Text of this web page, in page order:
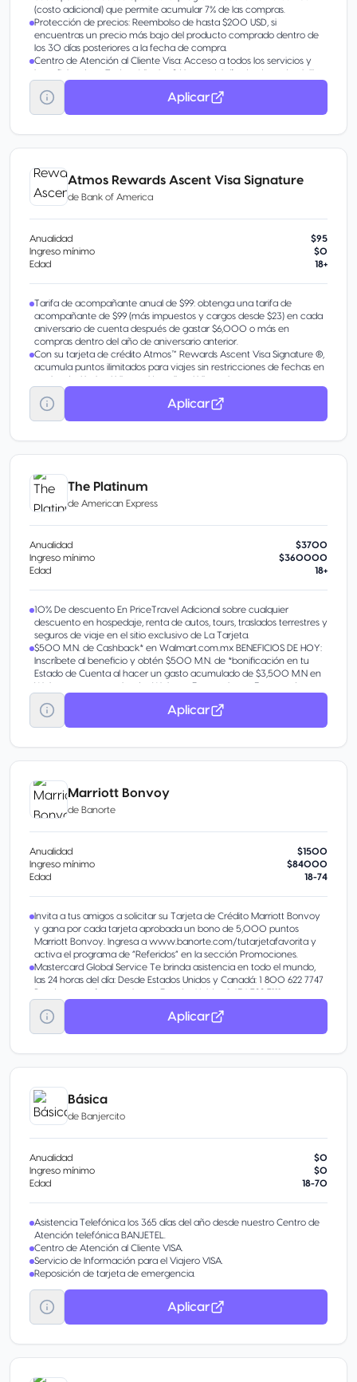
(costo adicional) que permite acumular 7% de las compras.
Protección de precios: Reembolso de hasta $200 USD, si
encuentras un precio más bajo del producto comprado dentro de
los 30 días posteriores a la fecha de compra.
Centro de Atención al Cliente Visa: Acceso a todos los servicios y
beneficios de tu Tarjeta Visa las 24 horas del día, desde tu domicilio o
donde te encuentres. Consulta todos los seguros en:
Personaliza los beneficios de tu Tarjeta Puedes elegir tener Meses
sin Intereses cuando quieras3 y/o acumular el 0.50% de
1900.
Aplicar
Atmos Rewards Ascent Visa Signature
de Bank of America
Anualidad
$95
Ingreso mínimo
$0
Edad
18+
Tarifa de acompañante anual de $99: obtenga una tarifa de
acompañante de $99 (más impuestos y cargos desde $23) en cada
aniversario de cuenta después de gastar $6,000 o más en
compras dentro del año de aniversario anterior.
Con su tarjeta de crédito Atmos™ Rewards Ascent Visa Signature ®,
acumula puntos ilimitados para viajes sin restricciones de fechas en
vuelos de Alaska Airlines y Hawaiian Airlines al reservar con puntos o
con una tarifa de acompañante.
Gracias a las aerolíneas miembro de la alianza one world ® y a los
socios globales de Alaska, Alaska ha ampliado su alcance mundial a
socios aéreos y más formas de ganar y canjear puntos.
Aplicar
The Platinum
de American Express
Anualidad
$3700
Ingreso mínimo
$360000
Edad
18+
10% De descuento En PriceTravel Adicional sobre cualquier
descuento en hospedaje, renta de autos, tours, traslados terrestres y
seguros de viaje en el sitio exclusivo de La Tarjeta.
$500 M.N. de Cashback* en Walmart.com.mx BENEFICIOS DE HOY:
Inscríbete al beneficio y obtén $500 M.N. de *bonificación en tu
Estado de Cuenta al hacer un gasto acumulado de $3,500 M.N en
Walmart.com.mx y tiendas Walmart Express, hasta 3 veces durante
la vigencia del beneficio.
Cada vez que pagues con tu Tarjeta acumularás Puntos
Membership Rewards® en automático que podrás intercambiar por
Comprar en línea, obtener Certificados de Regalo, y más.
10% de Descuento en PriceTravel. Adicional sobre cualquier
seguros de viaje en el sitio exclusivo de La Tarjeta.
Aplicar
Marriott Bonvoy
de Banorte
Anualidad
$1500
Ingreso mínimo
$84000
Edad
18-74
Invita a tus amigos a solicitar su Tarjeta de Crédito Marriott Bonvoy
y gana por cada tarjeta aprobada un bono de 5,000 puntos
Marriott Bonvoy. Ingresa a www.banorte.com/tutarjetafavorita y
activa el programa de “Referidos” en la sección Promociones.
Mastercard Global Service Te brinda asistencia en todo el mundo,
las 24 horas del día: Desde Estados Unidos y Canadá: 1 800 622 7747
Desde otro país, por cobrar a Estados Unidos: 1 636 722 7111
Administra tu tarjeta desde Banorte Móvil y Banco en Línea:
consulta saldos, difiere compras y más.
En tus compras durante los primeros 30 días después de activar tu
9 meses sin intereses Este beneficio tiene vigencia de un año a partir
de la contratación, y está disponible únicamente por invitación. La
Aplicar
Básica
de Banjercito
Anualidad
$0
Ingreso mínimo
$0
Edad
18-70
Asistencia Telefónica los 365 días del año desde nuestro Centro de
Atención telefónica BANJETEL.
Centro de Atención al Cliente VISA.
Servicio de Información para el Viajero VISA.
Reposición de tarjeta de emergencia.
Aplicar